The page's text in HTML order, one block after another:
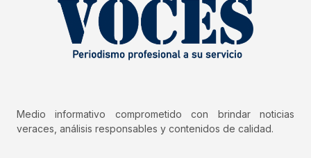
Medio informativo comprometido con brindar noticias
veraces, análisis responsables y contenidos de calidad.